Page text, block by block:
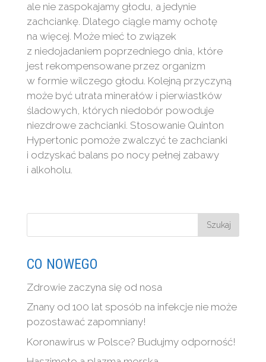
ale nie zaspokajamy głodu, a jedynie
zachciankę. Dlatego ciągle mamy ochotę
na więcej. Może mieć to związek
z niedojadaniem poprzedniego dnia, które
jest rekompensowane przez organizm
w formie wilczego głodu. Kolejną przyczyną
może być utrata minerałów i pierwiastków
śladowych, których niedobór powoduje
niezdrowe zachcianki. Stosowanie Quinton
Hypertonic pomoże zwalczyć te zachcianki
i odzyskać balans po nocy pełnej zabawy
i alkoholu.
CO NOWEGO
Zdrowie zaczyna się od nosa
Znany od 100 lat sposób na infekcje nie może
pozostawać zapomniany!
Koronawirus w Polsce? Budujmy odporność!